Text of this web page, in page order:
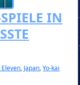
IN
, Japan,Yo-kai